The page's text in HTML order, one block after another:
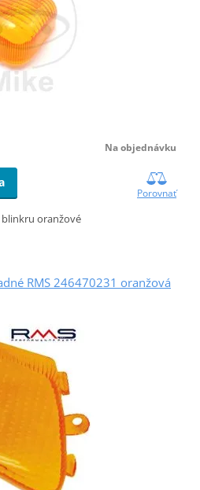
Na objednávku
Porovnať
blinkru oranžové
RMS 246470231 oranžová